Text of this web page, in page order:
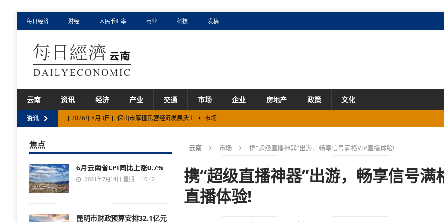
每日经济 财经 人民币汇率 商业 科技 发稿
云南 资讯 经济 产业 交通 市场 企业 房地产 政策 文化
资讯 [ 2026年8月3日 ] 保山市厚植民营经济发展沃土
市场
[ 2026年7月31日 ] 云南省养老服务事业产业规模扩大、业态创新、融合加速
产业
[ 2026年8月5日 ] 云南省拟立法保护古树名木
市场
[ 2026年8月4日 ]
云南省启动两项边贸外汇结算试点 市场
云南 市场 携“超级直播神器”出游，畅享信号满格VIP直播体验!
携“超级直播神器”出游，畅享信号满
直播体验!
焦点
6月云南省CPI同比上涨0.7%
2021年7月14日 星期三 10:42
昆明市财政预算安排32.1亿元